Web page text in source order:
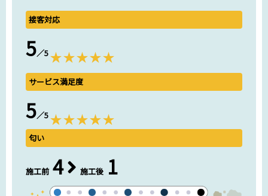
接客対応
5／5
サービス満足度
5／5
匂い
施工前 4 施工後 1